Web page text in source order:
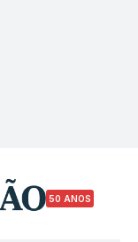
50 ANOS